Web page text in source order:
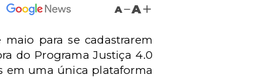
A A
para se cadastrarem
do Programa Justiça 4.0
em uma única plataforma